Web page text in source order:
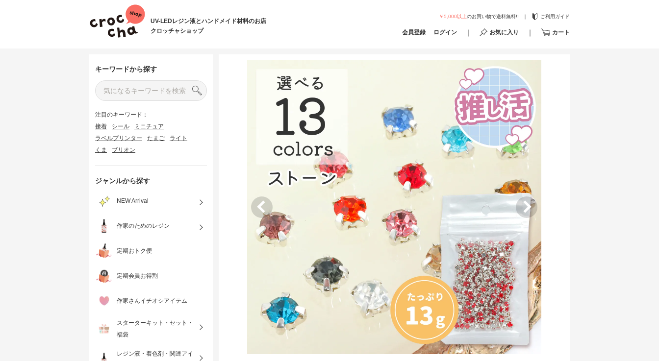
UV-LEDレジン液とハンドメイド材料のお店
クロッチャショップ
￥5,000以上のお買い物で送料無料!! ご利用ガイド
会員登録 ログイン お気に入り カート
キーワードから探す
注目のキーワード：
接着
シール
ミニチュア
ラベルプリンター
たまご
ライト
くま
ブリオン
ジャンルから探す
NEW Arrival
作家のためのレジン
定期おトク便
定期会員お得割
作家さんイチオシアイテム
スターターキット・セット・
福袋
レジン液・着色剤・関連アイ